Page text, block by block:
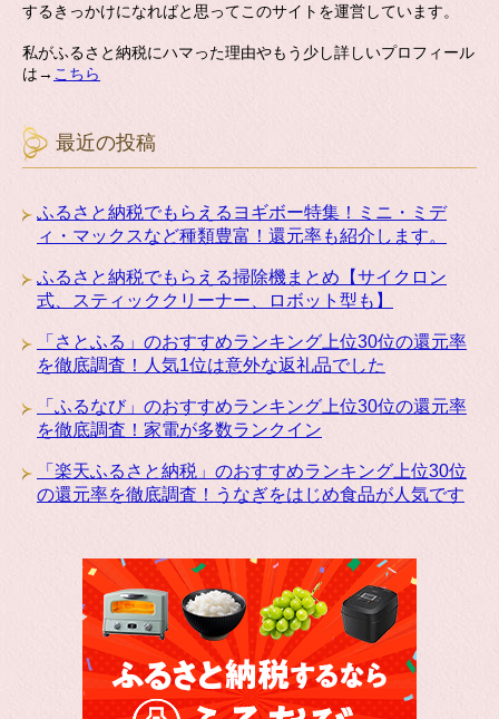
するきっかけになればと思ってこのサイトを運営しています。
私がふるさと納税にハマった理由やもう少し詳しいプロフィール
は→ こちら
最近の投稿
ふるさと納税でもらえるヨギボー特集！ミニ・ミデ
ィ・マックスなど種類豊富！還元率も紹介します。
ふるさと納税でもらえる掃除機まとめ【サイクロン
式、スティッククリーナー、ロボット型も】
「さとふる」のおすすめランキング上位30位の還元率
を徹底調査！人気1位は意外な返礼品でした
「ふるなび」のおすすめランキング上位30位の還元率
を徹底調査！家電が多数ランクイン
「楽天ふるさと納税」のおすすめランキング上位30位
の還元率を徹底調査！うなぎをはじめ食品が人気です